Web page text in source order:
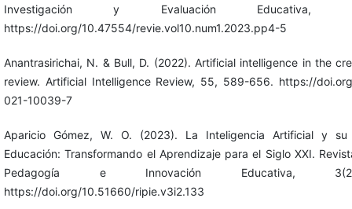
Investigación y Evaluación Educativa,
https://doi.org/10.47554/revie.vol10.num1.2023.pp4-5
Anantrasirichai, N. & Bull, D. (2022). Artificial intelligence in the
review. Artificial Intelligence Review, 55, 589-656. https://
021-10039-7
Aparicio Gómez, W. O. (2023). La Inteligencia Artificial y
Educación: Transformando el Aprendizaje para el Siglo XXI.
Pedagogía e Innovación Educativa,
https://doi.org/10.51660/ripie.v3i2.133